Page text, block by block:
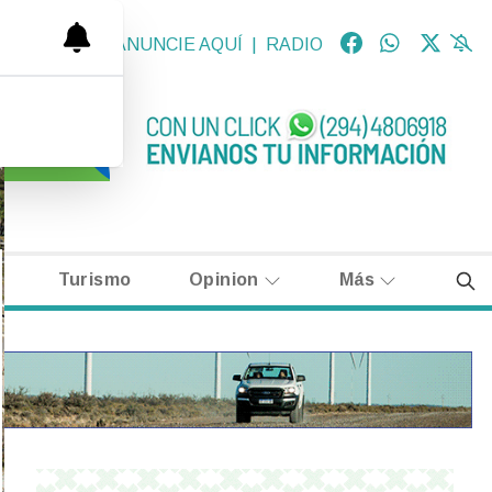
ANUNCIE AQUÍ RADIO
Turismo Opinion Más